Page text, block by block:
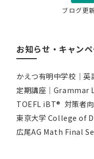
ブログ更
お知らせ・キャン
かえつ有明中学校｜
定期講座｜Grammar
TOEFL iBT® 対策者
東京大学 College of
広尾AG Math Final